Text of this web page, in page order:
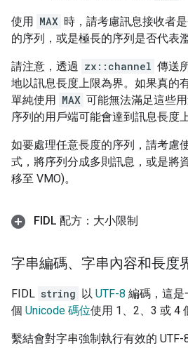
使用 MAX 時，請考慮訊息接收者
的序列，或是極長的序列是否代表
請注意，透過 zx::channel 傳送
地以訊息長度上限為界。如果真的
單純使用
MAX 可能無法滿足這些
序列的用戶端可能會達到訊息長度上
如要處理任意長度的序列，請考慮
式，將序列分成多則訊息，或是將
移至 VMO)。
FIDL 配方：大小限制
字串編碼、字串內容和長度
FIDL string 以 UTF-8 編碼，這是
個 Unicode 碼位使用 1、2、3 或 4
繫結會對字串強制執行有效的